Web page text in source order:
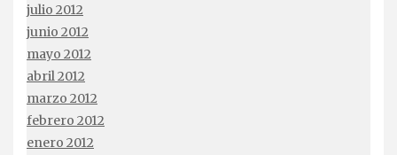
julio 2012
junio 2012
mayo 2012
abril 2012
marzo 2012
febrero 2012
enero 2012